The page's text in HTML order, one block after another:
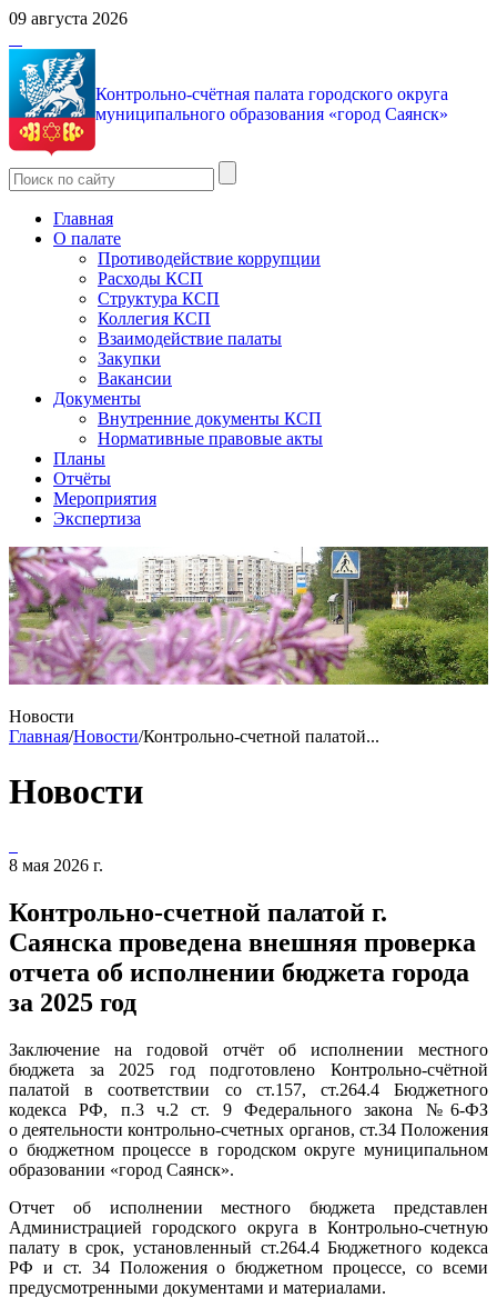
09 августа 2026
Контрольно-счётная палата городского округа
муниципального образования «город Саянск»
Главная
О палате
Противодействие коррупции
Расходы КСП
Структура КСП
Коллегия КСП
Взаимодействие палаты
Закупки
Вакансии
Документы
Внутренние документы КСП
Нормативные правовые акты
Планы
Отчёты
Мероприятия
Экспертиза
Новости
Главная/Новости/Контрольно-счетной палатой...
Новости
8 мая 2026 г.
Контрольно-счетной палатой г.
Саянска проведена внешняя проверка
отчета об исполнении бюджета города
за 2025 год
Заключение на годовой отчёт об исполнении местного
бюджета за 2025 год подготовлено Контрольно-счётной
палатой в соответствии со ст.157, ст.264.4 Бюджетного
кодекса РФ, п.3 ч.2 ст. 9 Федерального закона №6-ФЗ
о деятельности контрольно-счетных органов, ст.34 Положения
о бюджетном процессе в городском округе муниципальном
образовании «город Саянск».
Отчет об исполнении местного бюджета представлен
Администрацией городского округа в Контрольно-счетную
палату в срок, установленный ст.264.4 Бюджетного кодекса
РФ и ст. 34 Положения о бюджетном процессе, со всеми
предусмотренными документами и материалами.